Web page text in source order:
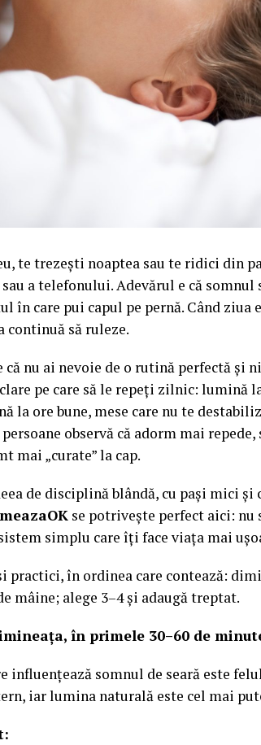
te trezești noaptea sau te ridici din
a telefonului. Adevărul e că
în care pui capul pe pernă. Când ziua
continuă să ruleze.
că nu ai nevoie de o rutină perfectă și
pe care să le repeți zilnic:
la ore bune, mese care nu te
observă că adorm mai
mai „curate” la cap.
de disciplină blândă, cu pași mici și
se potrivește perfect aici:
simplu care îți face viața mai
practici, în ordinea care contează:
mâine; alege 3–4 și adaugă treptat.
în primele 30–60 de
influențează somnul de seară este
iar lumina naturală este cel mai